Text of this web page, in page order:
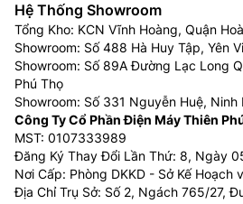
Hệ Thống Showroom
Tổng Kho: KCN Vĩnh Hoàng, Quận
Showroom: Số 488 Hà Huy Tập, Yên
Showroom: Số 89A Đường Lạc Long
Phú Thọ
Showroom: Số 331 Nguyễn Huệ, Ninh
Công Ty Cổ Phần Điện Máy Thiên
MST: 0107333989
Đăng Ký Thay Đổi Lần Thứ: 8, Ngày
Nơi Cấp: Phòng DKKD - Sở Kế Hoạch
Địa Chỉ Trụ Sở: Số 2, Ngách 765/27,